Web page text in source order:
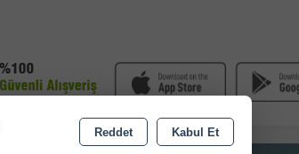
Reddet Kabul Et